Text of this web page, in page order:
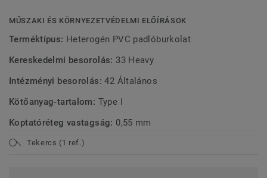
MŰSZAKI ÉS KÖRNYEZETVÉDELMI ELŐÍRÁSOK
Terméktípus: Heterogén PVC padlóburkolat
Kereskedelmi besorolás: 33 Heavy
Intézményi besorolás:42 Általános
Kötőanyag-tartalom: Type I
Koptatóréteg vastagság: 0,55 mm
Tekercs (1 ref.)